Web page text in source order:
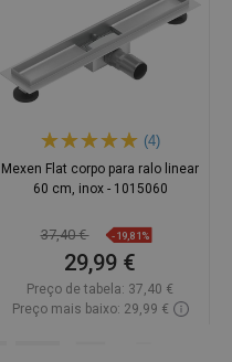
(4)
Mexen Flat corpo para ralo linear
60 cm, inox - 1015060
37,40 € -19,81%
29,99 €
Preço de tabela: 37,40 €
Preço mais baixo: 29,99 €